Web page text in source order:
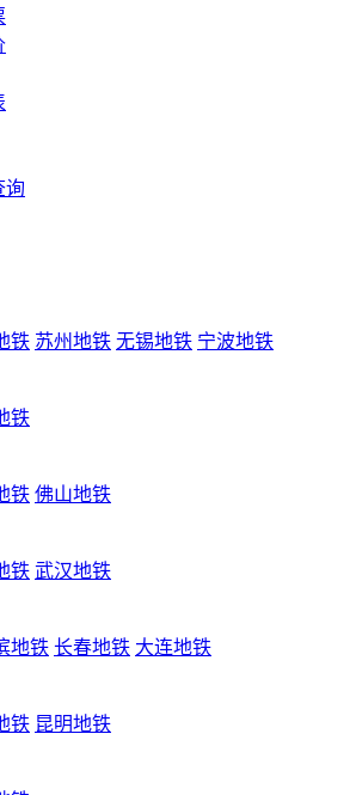
询
铁 苏州地铁 无锡地铁 宁波地铁
铁
铁 佛山地铁
铁 武汉地铁
地铁 长春地铁 大连地铁
铁 昆明地铁